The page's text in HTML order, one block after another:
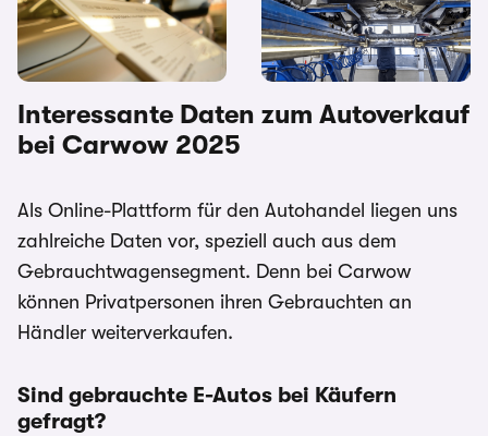
beachten beim Autoverkauf
an Privat oder Händler?
Tipps & wo du noch Geld
bekommst
Interessante Daten zum Autoverkauf
bei Carwow 2025
Als Online-Plattform für den Autohandel liegen uns
zahlreiche Daten vor, speziell auch aus dem
Gebrauchtwagensegment. Denn bei Carwow
können Privatpersonen ihren Gebrauchten an
Händler weiterverkaufen.
Sind gebrauchte E-Autos bei Käufern
gefragt?